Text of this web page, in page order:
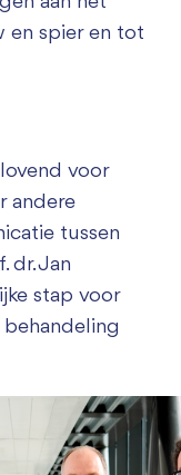
en spier en tot
voor
andere
tussen
dr. Jan
stap voor